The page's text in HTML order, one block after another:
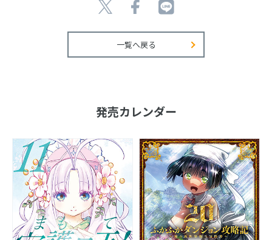
一覧へ戻る
発売カレンダー